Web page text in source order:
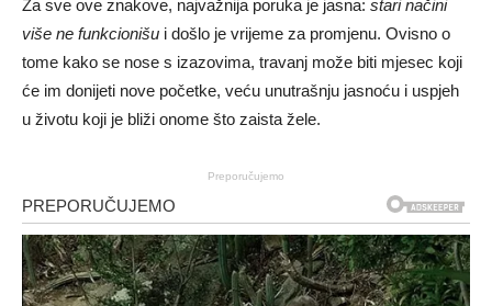
Za sve ove znakove, najvažnija poruka je jasna: stari načini
više ne funkcionišu i došlo je vrijeme za promjenu. Ovisno o
tome kako se nose s izazovima, travanj može biti mjesec koji
će im donijeti nove početke, veću unutrašnju jasnoću i uspjeh
u životu koji je bliži onome što zaista žele.
Preporučujemo